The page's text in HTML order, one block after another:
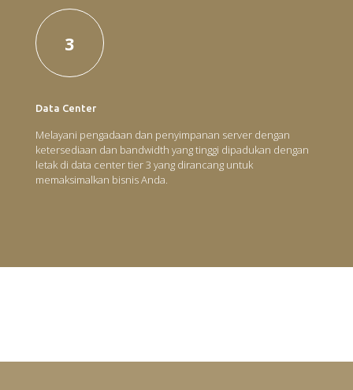
3
Data Center
Melayani pengadaan dan penyimpanan server dengan
ketersediaan dan bandwidth yang tinggi dipadukan dengan
letak di data center tier 3 yang dirancang untuk
memaksimalkan bisnis Anda.